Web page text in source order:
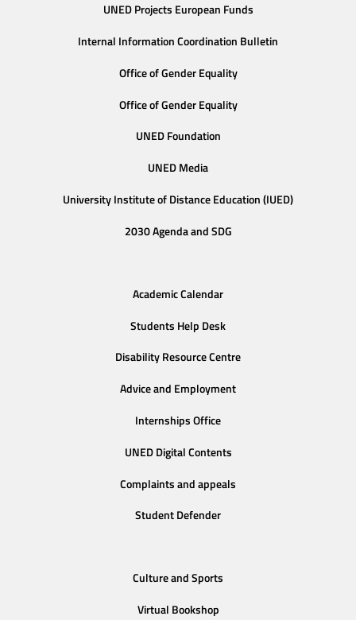
UNED Projects European Funds
Internal Information Coordination Bulletin
Office of Gender Equality
Office of Gender Equality
UNED Foundation
UNED Media
University Institute of Distance Education (IUED)
2030 Agenda and SDG
Academic Calendar
Students Help Desk
Disability Resource Centre
Advice and Employment
Internships Office
UNED Digital Contents
Complaints and appeals
Student Defender
Culture and Sports
Virtual Bookshop